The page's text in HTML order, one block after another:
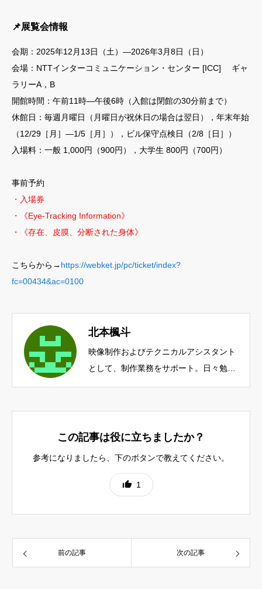
📌展覧会情報
会期：2025年12月13日（土）—2026年3月8日（日）
会場：NTTインターコミュニケーション・センター [ICC] ギャ
ラリーA，B
開館時間：午前11時—午後6時（入館は閉館の30分前まで）
休館日：毎週月曜日（月曜日が祝休日の場合は翌日），年末年始
（12/29［月］—1/5［月］），ビル保守点検日（2/8［日］）
入場料：一般 1,000円（900円），大学生 800円（700円）
事前予約
・入場券
・《Eye-Tracking Information》
・《存在、皮膜、分断された身体》
こちらから→ https://webket.jp/pc/ticket/index?
fc=00434&ac=0100
北本楓斗
映像制作およびテクニカルアシスタント
として、制作業務をサポート。日々勉強
この記事は役に立ちましたか？
参考になりましたら、下のボタンで教えてください。
1
前の記事 次の記事